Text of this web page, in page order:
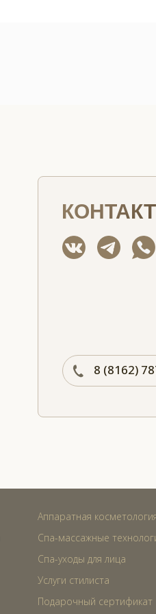
8 (8162)
Аппаратная
Спа-массажные
Спа-уходы для лица
Услуги стилиста
Подарочный сертификат